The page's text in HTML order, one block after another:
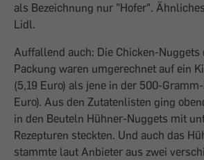
als Bezeichnung nur "Hofer".
Lidl.
Auffallend auch: Die Chicken-
Packung waren umgerechnet auf ein
(5,19 Euro) als jene in der 500-
Euro). Aus den Zutatenlisten ging
in den Beuteln Hühner-Nuggets mit
Rezepturen steckten. Und auch das
stammte laut Anbieter aus zwei